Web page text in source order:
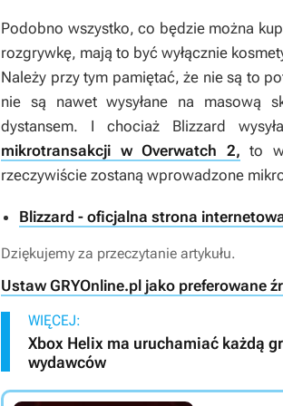
Podobno wszystko, co będzie można
rozgrywkę, mają to być wyłącznie
Należy przy tym pamiętać, że nie są to
nie są nawet wysyłane na masową
dystansem. I chociaż Blizzard
mikrotransakcji w Overwatch 2, to
rzeczywiście zostaną wprowadzone
Blizzard - oficjalna strona
Dziękujemy za przeczytanie artykułu.
Ustaw GRYOnline.pl jako preferowane
WIĘCEJ:
Xbox Helix ma uruchamiać każdą
wydawców